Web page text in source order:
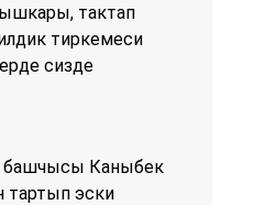
тактап
тиркемеси
сизде
башчысы Каныбек
эски